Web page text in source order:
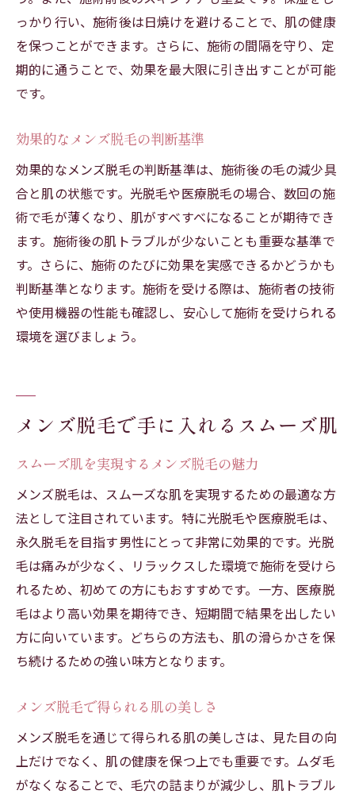
っかり行い、施術後は日焼けを避けることで、肌の健康
を保つことができます。さらに、施術の間隔を守り、定
期的に通うことで、効果を最大限に引き出すことが可能
です。
効果的なメンズ脱毛の判断基準
効果的なメンズ脱毛の判断基準は、施術後の毛の減少具
合と肌の状態です。光脱毛や医療脱毛の場合、数回の施
術で毛が薄くなり、肌がすべすべになることが期待でき
ます。施術後の肌トラブルが少ないことも重要な基準で
す。さらに、施術のたびに効果を実感できるかどうかも
判断基準となります。施術を受ける際は、施術者の技術
や使用機器の性能も確認し、安心して施術を受けられる
環境を選びましょう。
メンズ脱毛で手に入れるスムーズ肌
スムーズ肌を実現するメンズ脱毛の魅力
メンズ脱毛は、スムーズな肌を実現するための最適な方
法として注目されています。特に光脱毛や医療脱毛は、
永久脱毛を目指す男性にとって非常に効果的です。光脱
毛は痛みが少なく、リラックスした環境で施術を受けら
れるため、初めての方にもおすすめです。一方、医療脱
毛はより高い効果を期待でき、短期間で結果を出したい
方に向いています。どちらの方法も、肌の滑らかさを保
ち続けるための強い味方となります。
メンズ脱毛で得られる肌の美しさ
メンズ脱毛を通じて得られる肌の美しさは、見た目の向
上だけでなく、肌の健康を保つ上でも重要です。ムダ毛
がなくなることで、毛穴の詰まりが減少し、肌トラブル